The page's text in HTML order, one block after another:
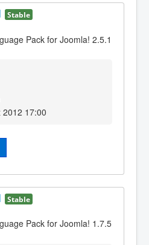
Stable
Pack for Joomla! 2.5.1
17:00
Stable
Pack for Joomla! 1.7.5